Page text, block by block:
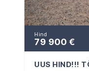
Hind
79 900 €
UUS HIND!!!